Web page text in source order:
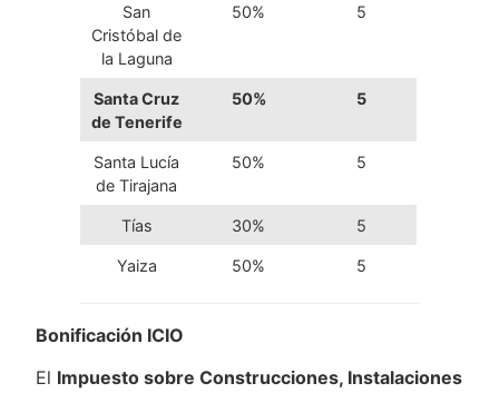
San
Cristóbal de
la Laguna
50% 5
Santa Cruz
de Tenerife
50% 5
Santa Lucía
de Tirajana
50% 5
Tías 30% 5
Yaiza 50% 5
Bonificación ICIO
El Impuesto sobre Construcciones, Instalaciones